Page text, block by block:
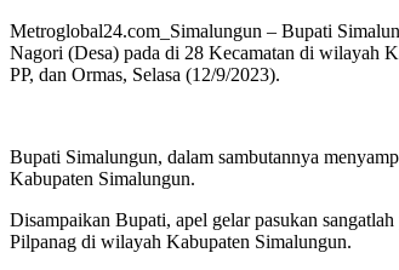
Metroglobal24.com_Simalungun – Bupati
Nagori (Desa) pada di 28 Kecamatan di wilayah
PP, dan Ormas, Selasa (12/9/2023).
Bupati Simalungun, dalam sambutannya
Kabupaten Simalungun.
Disampaikan Bupati, apel gelar pasukan
Pilpanag di wilayah Kabupaten Simalungun.